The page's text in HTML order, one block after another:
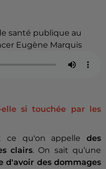
santé publique au
Eugène Marquis
si touchée par les
ce qu'on appelle des
clairs. On sait qu’une
d'avoir des dommages